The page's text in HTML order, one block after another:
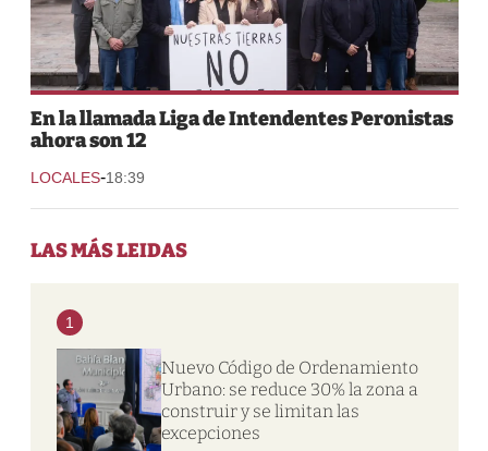
En la llamada Liga de Intendentes Peronistas
ahora son 12
LOCALES-18:39
LAS MÁS LEIDAS
1
Nuevo Código de Ordenamiento
Urbano: se reduce 30% la zona a
construir y se limitan las
excepciones